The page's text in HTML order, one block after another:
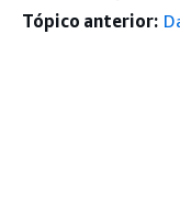
Tópico anterior: